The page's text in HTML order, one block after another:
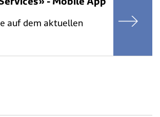
auf dem aktuellen